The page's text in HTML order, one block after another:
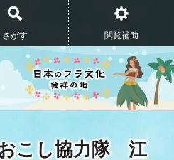
さがす 閲覧補助
こし協力隊 江